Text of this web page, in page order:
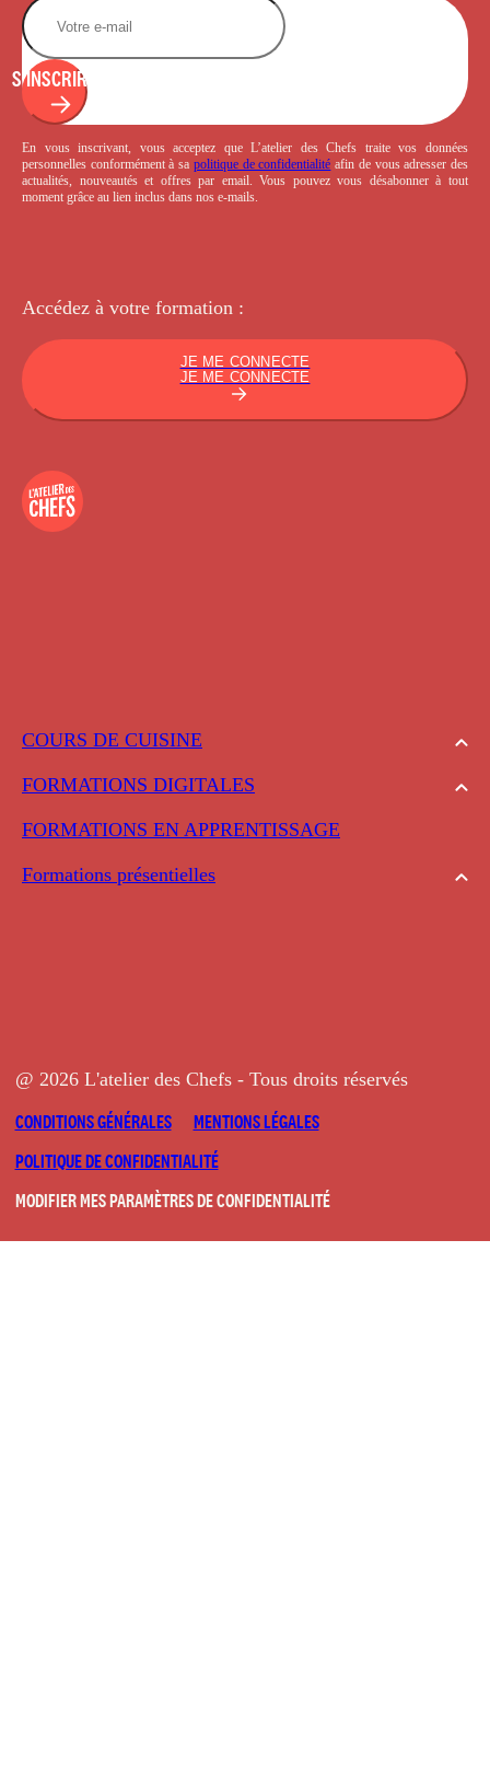
COURS DE CUISINE
FORMATIONS DIGITALES
FORMATIONS EN APPRENTISSAGE
Formations présentielles
S'INSCRIRE
En vous inscrivant, vous acceptez que L’atelier des Chefs traite vos données
personnelles conformément à sa politique de confidentialité afin de vous adresser des
actualités, nouveautés et offres par email. Vous pouvez vous désabonner à tout
moment grâce au lien inclus dans nos e-mails.
Accédez à votre formation :
JE ME CONNECTE
JE ME CONNECTE
@ 2026 L'atelier des Chefs - Tous droits réservés
CONDITIONS GÉNÉRALES
MENTIONS LÉGALES
POLITIQUE DE CONFIDENTIALITÉ
MODIFIER MES PARAMÈTRES DE CONFIDENTIALITÉ